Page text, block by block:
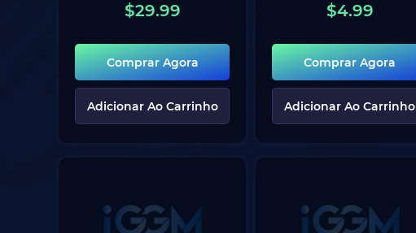
$29.99
Comprar Agora
Adicionar Ao Carrinho
$4.99
Comprar Agora
Adicionar Ao Carrinho